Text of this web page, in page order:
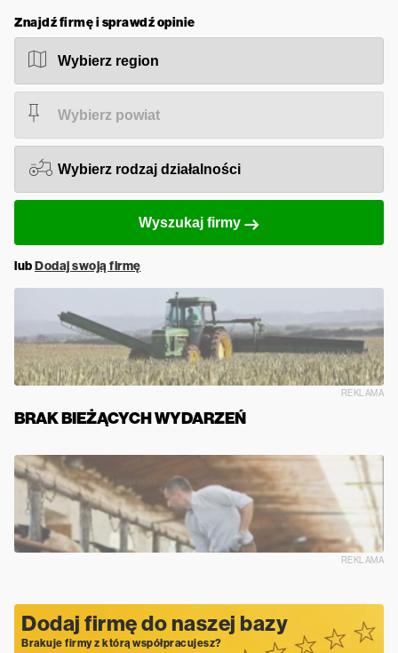
Znajdź firmę i sprawdź opinie
Wyszukaj firmy
lubDodaj swoją firmę
REKLAMA
BRAK BIEŻĄCYCH WYDARZEŃ
REKLAMA
Dodaj firmę do naszej bazy
Brakuje firmy z którą współpracujesz?